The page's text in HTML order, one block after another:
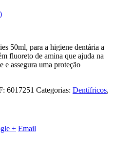
50ml, para a higiene dentária a
fluoreto de amina que ajuda na
e assegura uma proteção
6017251 Categorias: Dentífricos,
+ Email